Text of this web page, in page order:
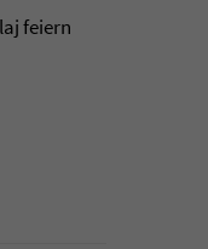
feiern